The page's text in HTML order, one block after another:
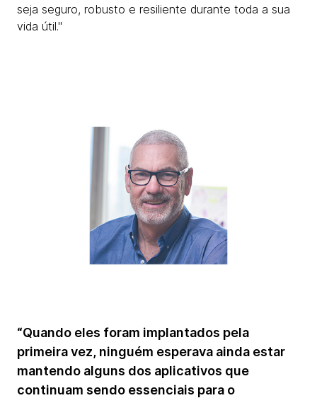
seja seguro, robusto e resiliente durante toda a sua
vida útil."
“Quando eles foram implantados pela
primeira vez, ninguém esperava ainda estar
mantendo alguns dos aplicativos que
continuam sendo essenciais para o